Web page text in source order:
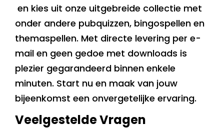
en kies uit onze uitgebreide collectie met
onder andere pubquizzen, bingospellen en
themaspellen. Met directe levering per e-
mail en geen gedoe met downloads is
plezier gegarandeerd binnen enkele
minuten. Start nu en maak van jouw
bijeenkomst een onvergetelijke ervaring.
Veelgestelde Vragen